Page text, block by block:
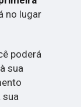
no lugar
poderá
sua
sua